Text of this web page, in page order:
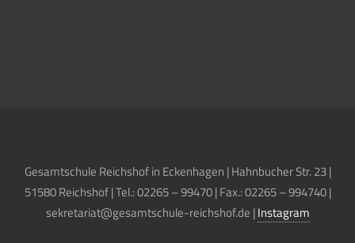
Gesamtschule Reichshof in Eckenhagen | Hahnbucher Str. 23 |
51580 Reichshof | Tel.: 02265 – 99470 | Fax.: 02265 – 994740 |
sekretariat@gesamtschule-reichshof.de |Instagram